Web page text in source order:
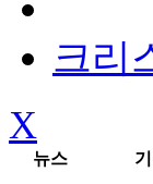
크리
X
뉴스